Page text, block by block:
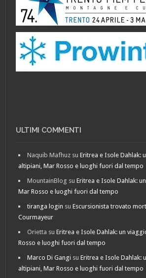
ULTIMI COMMENTI
Naquib Mafhuz suEritrea e Isole Dahlak:
altipiani, Mar Rosso e luoghi fuori dal tempo
MountainBlog suEritrea e Isole Dahlak:
Mar Rosso e luoghi fuori dal tempo
tiranga login suEscursionista trovato
Courmayeur
Orietta suEritrea e Isole Dahlak: un
Rosso e luoghi fuori dal tempo
Marco Di Gangi suEritrea e Isole Dahlak:
altipiani, Mar Rosso e luoghi fuori dal tempo